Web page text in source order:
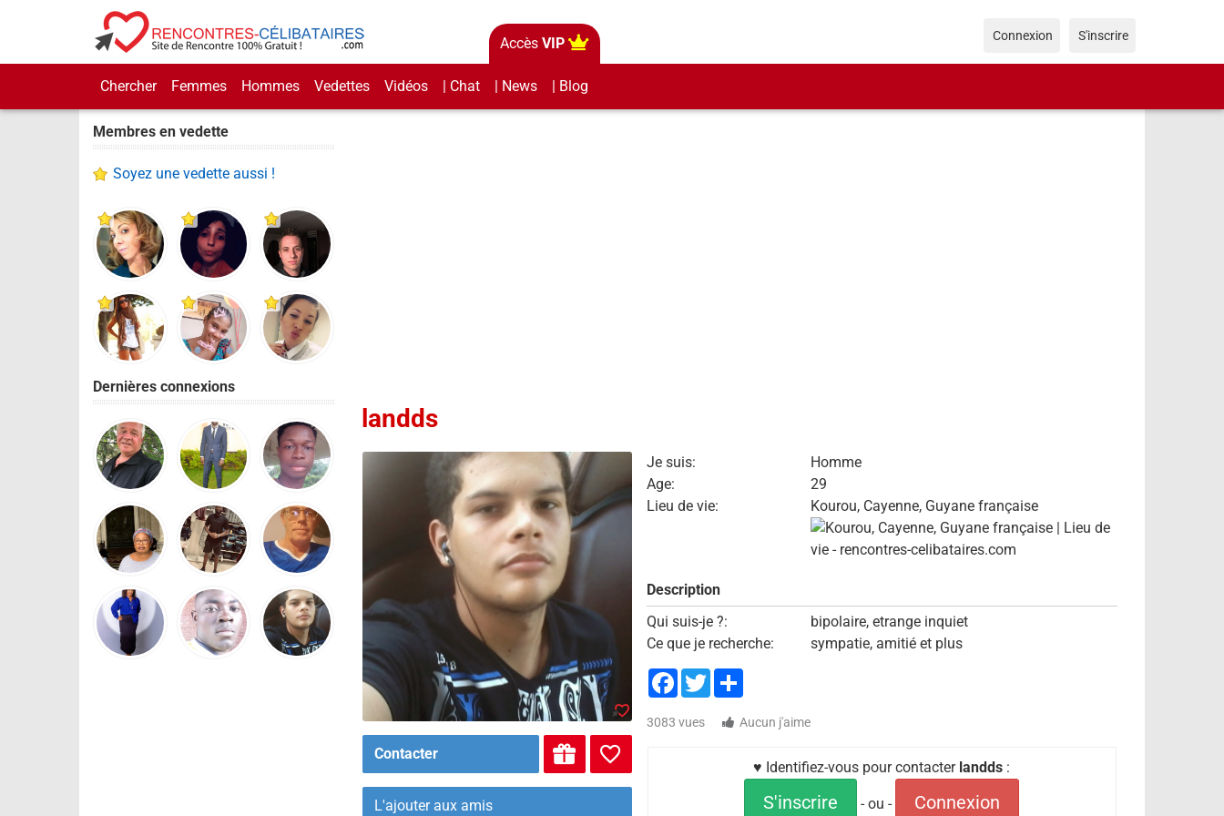
Accès VIP
Chercher Femmes Hommes Vedettes Vidéos | Chat | News | Blog
Connexion S'inscrire
Membres en vedette
Soyez une vedette aussi !
Dernières connexions
landds
Contacter
L'ajouter aux amis
Je suis:
Homme
Age:
29
Lieu de vie:
Kourou, Cayenne, Guyane française
Description
Qui suis-je ?:
bipolaire, etrange inquiet
Ce que je recherche:
sympatie, amitié et plus
Facebook
TwitterShare
3083 vues Aucun j'aime
♥ Identifiez-vous pour contacter landds :
S'inscrire - ou - Connexion